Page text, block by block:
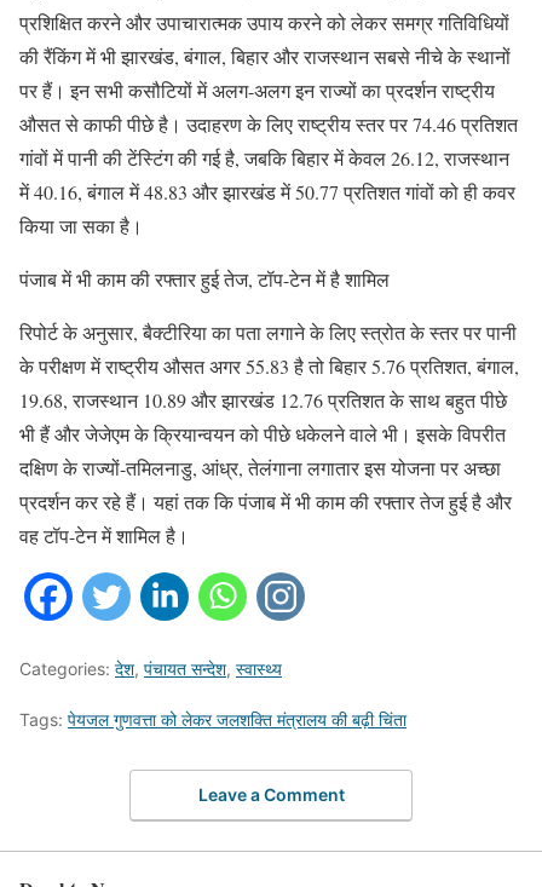
प्रशिक्षित करने और उपाचारात्मक उपाय करने को लेकर समग्र गतिविधियों
की रैंक‍िंग में भी झारखंड, बंगाल, बिहार और राजस्थान सबसे नीचे के स्थानों
पर हैं। इन सभी कसौटियों में अलग-अलग इन राज्यों का प्रदर्शन राष्ट्रीय
औसत से काफी पीछे है। उदाहरण के लिए राष्ट्रीय स्तर पर 74.46 प्रतिशत
गांवों में पानी की टेंस्‍ट‍िंग की गई है, जबकि बिहार में केवल 26.12, राजस्थान
में 40.16, बंगाल में 48.83 और झारखंड में 50.77 प्रतिशत गांवों को ही कवर
किया जा सका है।
पंजाब में भी काम की रफ्तार हुई तेज, टॉप-टेन में है शामिल
रिपोर्ट के अनुसार, बैक्टीरिया का पता लगाने के लिए स्त्रोत के स्तर पर पानी
के परीक्षण में राष्ट्रीय औसत अगर 55.83 है तो बिहार 5.76 प्रतिशत, बंगाल,
19.68, राजस्थान 10.89 और झारखंड 12.76 प्रतिशत के साथ बहुत पीछे
भी हैं और जेजेएम के क्रियान्वयन को पीछे धकेलने वाले भी। इसके विपरीत
दक्षिण के राज्यों-तमिलनाडु, आंध्र, तेलंगाना लगातार इस योजना पर अच्छा
प्रदर्शन कर रहे हैं। यहां तक कि पंजाब में भी काम की रफ्तार तेज हुई है और
वह टॉप-टेन में शामिल है।
Categories: देश, पंचायत सन्देश, स्वास्थ्य
Tags: पेयजल गुणवत्ता को लेकर जलशक्ति मंत्रालय की बढ़ी च‍िंता
Leave a Comment